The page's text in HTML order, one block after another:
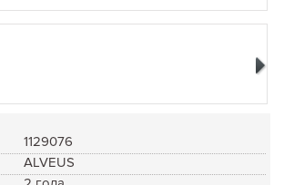
1129076
ALVEUS